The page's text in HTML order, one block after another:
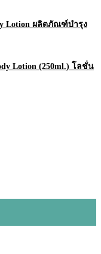
Lotion ผลิตภัณฑ์บำรุง
Lotion (250ml.) โลชั่น